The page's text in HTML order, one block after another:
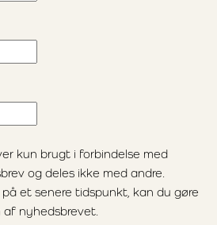
kun brugt i forbindelse med
og deles ikke med andre.
et senere tidspunkt, kan du gøre
nyhedsbrevet.